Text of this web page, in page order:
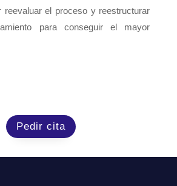
reevaluar el proceso y reestructurar
para conseguir el mayor
Pedir cita